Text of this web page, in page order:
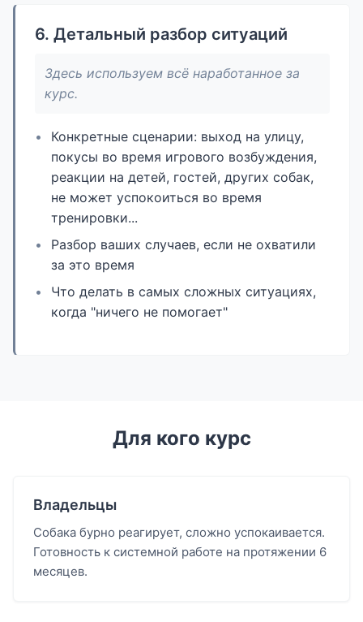
6. Детальный разбор ситуаций
Здесь используем всё наработанное за
курс.
Конкретные сценарии: выход на улицу,
покусы во время игрового возбуждения,
реакции на детей, гостей, других собак,
не может успокоиться во время
тренировки...
Разбор ваших случаев, если не охватили
за это время
Что делать в самых сложных ситуациях,
когда "ничего не помогает"
Для кого курс
Владельцы
Собака бурно реагирует, сложно успокаивается.
Готовность к системной работе на протяжении 6
месяцев.